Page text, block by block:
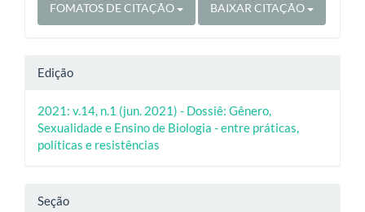
FOMATOS DE CITAÇÃO BAIXAR CITAÇÃO
Edição
2021: v.14, n.1 (jun. 2021) - Dossiê: Gênero,
Sexualidade e Ensino de Biologia - entre práticas,
políticas e resistências
Seção